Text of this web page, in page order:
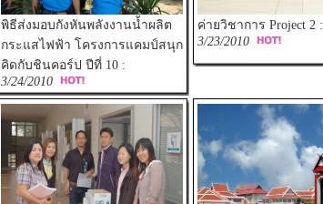
พิธีส่งมอบกังหันพลังงานน้ำผลิต
กระแสไฟฟ้า โครงการแคมป์สนุก
คิดกับชินคอร์ป ปีที่ 10 :
3/24/2010
ค่ายวิชาการ Project 2 :
3/23/2010